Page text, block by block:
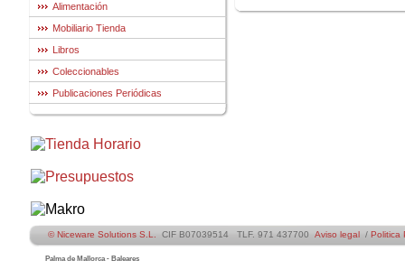
Alimentación
Mobiliario Tienda
Libros
Coleccionables
Publicaciones Periódicas
© Niceware Solutions S.L. CIF B07039514 TLF. 971 437700 Aviso legal / Politica
Palma de Mallorca - Baleares